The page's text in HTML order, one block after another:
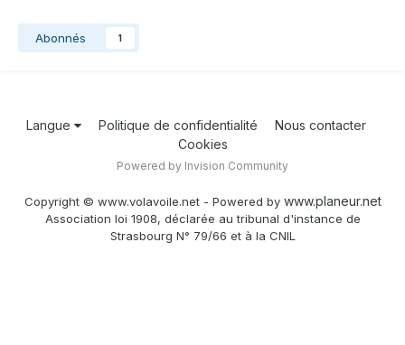
Abonnés 1
Langue Politique de confidentialité
Nous contacter
Cookies
Powered by Invision Community
Copyright © www.volavoile.net - Powered by www.planeur.net
Association loi 1908, déclarée au tribunal d'instance de
Strasbourg N° 79/66 et à la CNIL